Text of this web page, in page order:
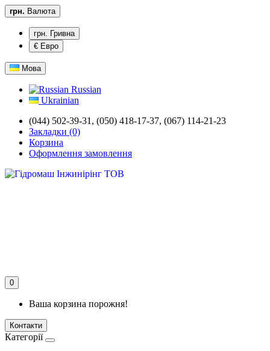
грн. Валюта
грн. Гривна
€ Евро
Мова
Russian
Ukrainian
(044) 502-39-31, (050) 418-17-37, (067) 114-21-23
Закладки (0)
Корзина
Оформлення замовлення
0
Ваша корзина порожня!
Контакти
Категорії